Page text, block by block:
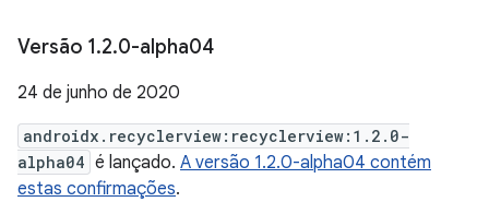
Versão 1.2.0-alpha04
24 de junho de 2020
androidx.recyclerview:recyclerview:1.2.0-
alpha04 é lançado. A versão 1.2.0-alpha04 contém
estas confirmações.